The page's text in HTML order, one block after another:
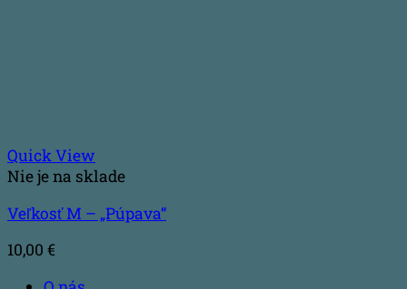
Quick View
Nie je na sklade
Veľkosť M – „Púpava“
10,00 €